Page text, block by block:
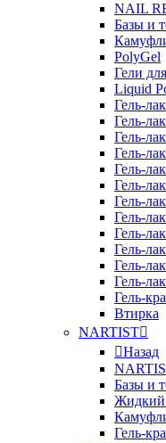
NAIL
Базы и
PolyGel
Гели
Liquid
Гель-лак
Гель-
Гель-
Гель-
Гель-
Гель-
Гель-
Гель-
Гель-
Гель-
Гель-
Гель-
Гель-
Втирка
NARTIST
Назад
Базы и
Жидкий
Гель-